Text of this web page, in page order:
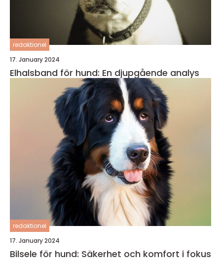
redaktionel
17. January 2024
Elhalsband för hund: En djupgående analys
redaktionel
17. January 2024
Bilsele för hund: Säkerhet och komfort i fokus